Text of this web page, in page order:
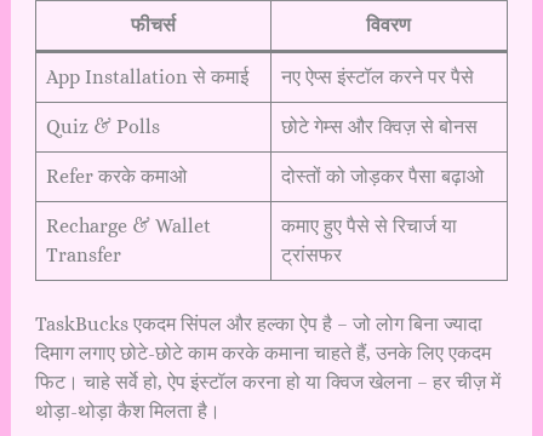
फीचर्स
विवरण
App Installation से कमाई नए ऐप्स इंस्टॉल करने पर पैसे
Quiz & Polls छोटे गेम्स और क्विज़ से बोनस
Refer करके कमाओ दोस्तों को जोड़कर पैसा बढ़ाओ
Recharge & Wallet
Transfer
कमाए हुए पैसे से रिचार्ज या
ट्रांसफर
TaskBucks एकदम सिंपल और हल्का ऐप है – जो लोग बिना ज्यादा
दिमाग लगाए छोटे-छोटे काम करके कमाना चाहते हैं, उनके लिए एकदम
फिट। चाहे सर्वे हो, ऐप इंस्टॉल करना हो या क्विज खेलना – हर चीज़ में
थोड़ा-थोड़ा कैश मिलता है।